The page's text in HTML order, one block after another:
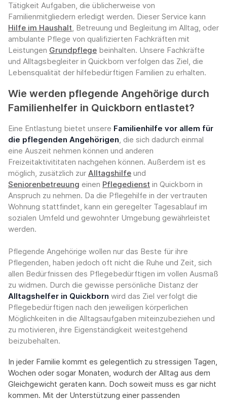
Tätigkeit Aufgaben, die üblicherweise von
Familienmitgliedern erledigt werden. Dieser Service kann
Hilfe im Haushalt, Betreuung und Begleitung im Alltag, oder
ambulante Pflege von qualifizierten Fachkräften mit
Leistungen Grundpflege beinhalten. Unsere Fachkräfte
und Alltagsbegleiter in Quickborn verfolgen das Ziel, die
Lebensqualität der hilfebedürftigen Familien zu erhalten.
Wie werden pflegende Angehörige durch
Familienhelfer in Quickborn entlastet?
Eine Entlastung bietet unsere Familienhilfe vor allem für
die pflegenden Angehörigen, die sich dadurch einmal
eine Auszeit nehmen können und anderen
Freizeitaktivititaten nachgehen können. Außerdem ist es
möglich, zusätzlich zur Alltagshilfe und
Seniorenbetreuung einen Pflegedienst in Quickborn in
Anspruch zu nehmen. Da die Pflegehilfe in der vertrauten
Wohnung stattfindet, kann ein geregelter Tagesablauf im
sozialen Umfeld und gewohnter Umgebung gewährleistet
werden.
Pflegende Angehörige wollen nur das Beste für ihre
Pflegenden, haben jedoch oft nicht die Ruhe und Zeit, sich
allen Bedürfnissen des Pflegebedürftigen im vollen Ausmaß
zu widmen. Durch die gewisse persönliche Distanz der
Alltagshelfer in Quickborn wird das Ziel verfolgt die
Pflegebedürftigen nach den jeweiligen körperlichen
Möglichkeiten in die Alltagsaufgaben miteinzubeziehen und
zu motivieren, ihre Eigenständigkeit weitestgehend
beizubehalten.
In jeder Familie kommt es gelegentlich zu stressigen Tagen,
Wochen oder sogar Monaten, wodurch der Alltag aus dem
Gleichgewicht geraten kann. Doch soweit muss es gar nicht
kommen. Mit der Unterstützung einer passenden